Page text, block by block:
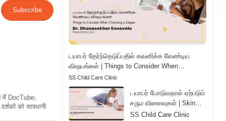
Subscribe
में DocTube,
को सावधानी
டயாபர் தேர்ந்தெடுப்பதில் கவனிக்க வேண்டிய
விஷயங்கள் | Things to Consider When
Choosing a Diaper | Tamil
SS Child Care Clinic
டயாபர் போடுவதால் ஏற்படும்
சரும விளைவுகள் | Skin
Effects of Wearing
SS Child Care Clinic